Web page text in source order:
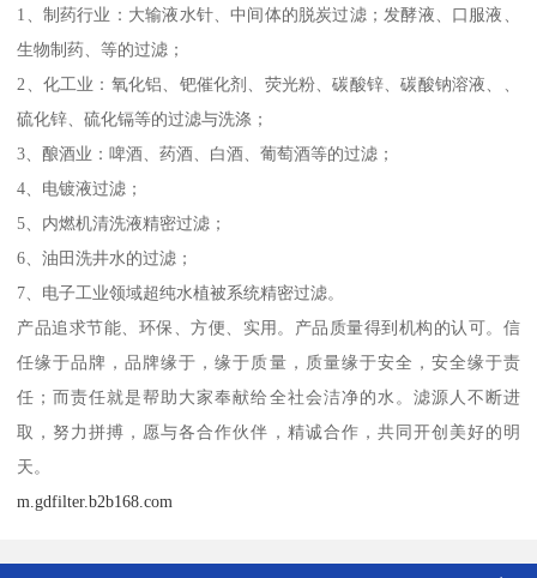
1、制药行业：大输液水针、中间体的脱炭过滤；发酵液、口服液、
生物制药、等的过滤；
2、化工业：氧化铝、钯催化剂、荧光粉、碳酸锌、碳酸钠溶液、、
硫化锌、硫化镉等的过滤与洗涤；
3、酿酒业：啤酒、药酒、白酒、葡萄酒等的过滤；
4、电镀液过滤；
5、内燃机清洗液精密过滤；
6、油田洗井水的过滤；
7、电子工业领域超纯水植被系统精密过滤。
产品追求节能、环保、方便、实用。产品质量得到机构的认可。信
任缘于品牌，品牌缘于，缘于质量，质量缘于安全，安全缘于责
任；而责任就是帮助大家奉献给全社会洁净的水。滤源人不断进
取，努力拼搏，愿与各合作伙伴，精诚合作，共同开创美好的明
天。
m.gdfilter.b2b168.com